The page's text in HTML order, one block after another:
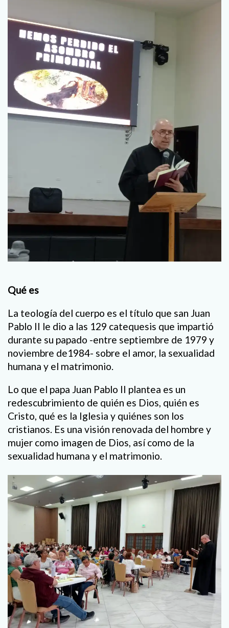
Qué es
La teología del cuerpo es el título que san Juan
Pablo II le dio a las 129 catequesis que impartió
durante su papado -entre septiembre de 1979 y
noviembre de1984- sobre el amor, la sexualidad
humana y el matrimonio.
Lo que el papa Juan Pablo II plantea es un
redescubrimiento de quién es Dios, quién es
Cristo, qué es la Iglesia y quiénes son los
cristianos. Es una visión renovada del hombre y
mujer como imagen de Dios, así como de la
sexualidad humana y el matrimonio.